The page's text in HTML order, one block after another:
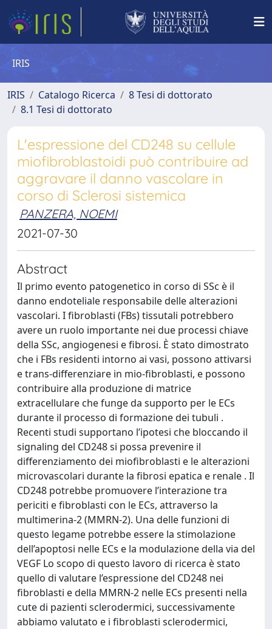
IRIS
IRIS Catalogo Ricerca
8 Tesi di dottorato
8.1 Tesi di dottorato
L'espressione del CD248 su cellule
miofibroblastoidi può contribuire ad
aggravare il danno vascolare in
corso di Sclerosi sistemica
PANZERA, NOEMI
2021-07-30
Abstract
Il primo evento patogenetico in corso di SSc è il
danno endoteliale responsabile delle alterazioni
vascolari. I fibroblasti (FBs) tissutali potrebbero
avere un ruolo importante nei due processi chiave
della SSc, angiogenesi e fibrosi. È stato dimostrato
che i FBs residenti intorno ai vasi, possono attivarsi
e trans-differenziare in mio-fibroblasti, e possono
contribuire alla produzione di matrice
extracellulare che funge da supporto per le ECs
durante il processo di formazione dei tubuli .
Recenti studi supportano l’ipotesi che bloccando il
signaling del CD248 si possa prevenire il
differenziamento dei miofibroblasti e le alterazioni
microvascolari durante la fibrosi epatica e renale . Il
CD248 potrebbe promuovere l’interazione tra
periciti e fibroblasti con le ECs, attraverso la
multimerina-2 (MMRN-2). Una delle funzioni di
questo legame potrebbe essere la stimolazione
dell’apoptosi nelle ECs e la modulazione della via del
VEGF Lo scopo di questo lavoro di ricerca è stato
quello di valutare l’espressione del CD248 nei
fibroblasti e della MMRN-2 nelle ECs presenti nella
cute di pazienti sclerodermici, successivamente
abbiamo valutato e i fibroblasti sclerodermici,